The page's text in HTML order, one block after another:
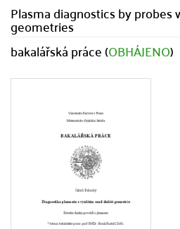
Plasma diagnostics by
geometries
bakalářská práce (OBHÁJENO)